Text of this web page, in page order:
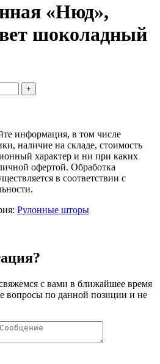
«Нюд»,
шоколадный
информация, в том числе
наличие на складе, стоимость
характер и ни при каких
офертой. Обработка
в соответствии с
Рулонные шторы
с вами в ближайшее время
вопросы по данной позиции и не